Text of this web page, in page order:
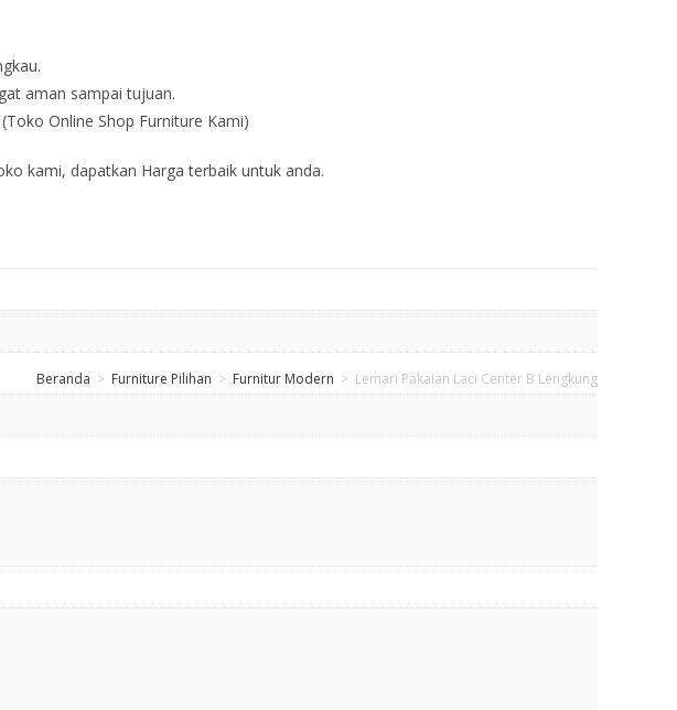
Beranda > Furniture Pilihan > Furnitur Modern > Lemari Pakaian Laci Center B Lengkung
aman sampai tujuan.
(Toko Online Shop Furniture Kami)
kami, dapatkan Harga terbaik untuk anda.